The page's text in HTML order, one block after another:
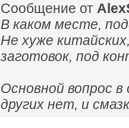
Сообщение от
В каком месте,
Не хуже
заготовок, под
Основной вопрос
других нет, и